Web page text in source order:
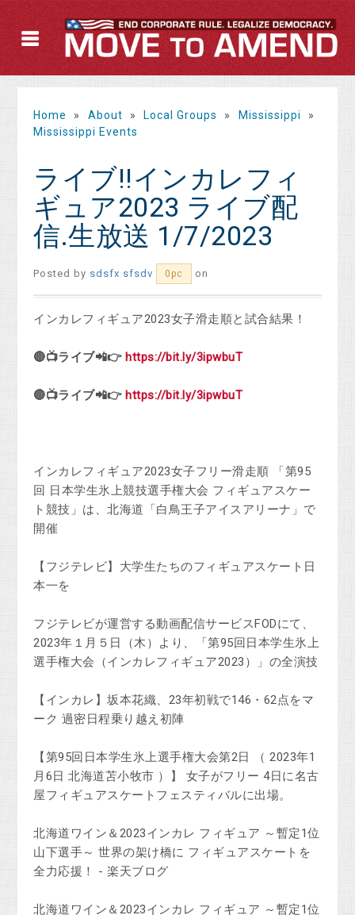
Home » About » Local Groups » Mississippi
»
Mississippi Events
ライブ!!インカレフィ
ギュア2023 ライブ配
信.生放送 1/7/2023
Posted by sdsfx sfsdv 0pc on
インカレフィギュア2023女子滑走順と試合結果！
🔴📺ライブ📲👉 https://bit.ly/3ipwbuT
🔴📺ライブ📲👉 https://bit.ly/3ipwbuT
インカレフィギュア2023女子フリー滑走順 「第95
回 日本学生氷上競技選手権大会 フィギュアスケー
ト競技」は、北海道「白鳥王子アイスアリーナ」で
開催
【フジテレビ】大学生たちのフィギュアスケート日
本一を
フジテレビが運営する動画配信サービスFODにて、
2023年１月５日（木）より、「第95回日本学生氷上
選手権大会（インカレフィギュア2023）」の全演技
【インカレ】坂本花織、23年初戦で146・62点をマ
ーク 過密日程乗り越え初陣
【第95回日本学生氷上選手権大会第2日 （ 2023年1
月6日 北海道苫小牧市 ）】 女子がフリー 4日に名古
屋フィギュアスケートフェスティバルに出場。
北海道ワイン＆2023インカレ フィギュア ～暫定1位
山下選手～ 世界の架け橋に フィギュアスケートを
全力応援！ - 楽天ブログ
北海道ワイン＆2023インカレ フィギュア ～暫定1位